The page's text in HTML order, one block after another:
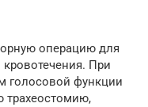
операцию для
При
голосовой функции
трахеостомию,